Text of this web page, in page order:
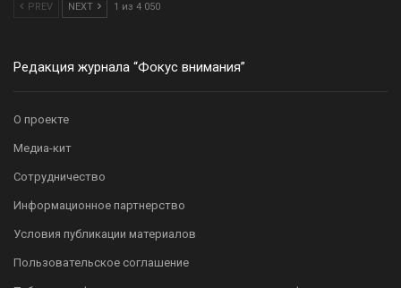
PREV NEXT 1 из 4 050
Редакция журнала “Фокус внимания”
О проекте
Медиа-кит
Сотрудничество
Информационное партнерство
Условия публикации материалов
Пользовательское соглашение